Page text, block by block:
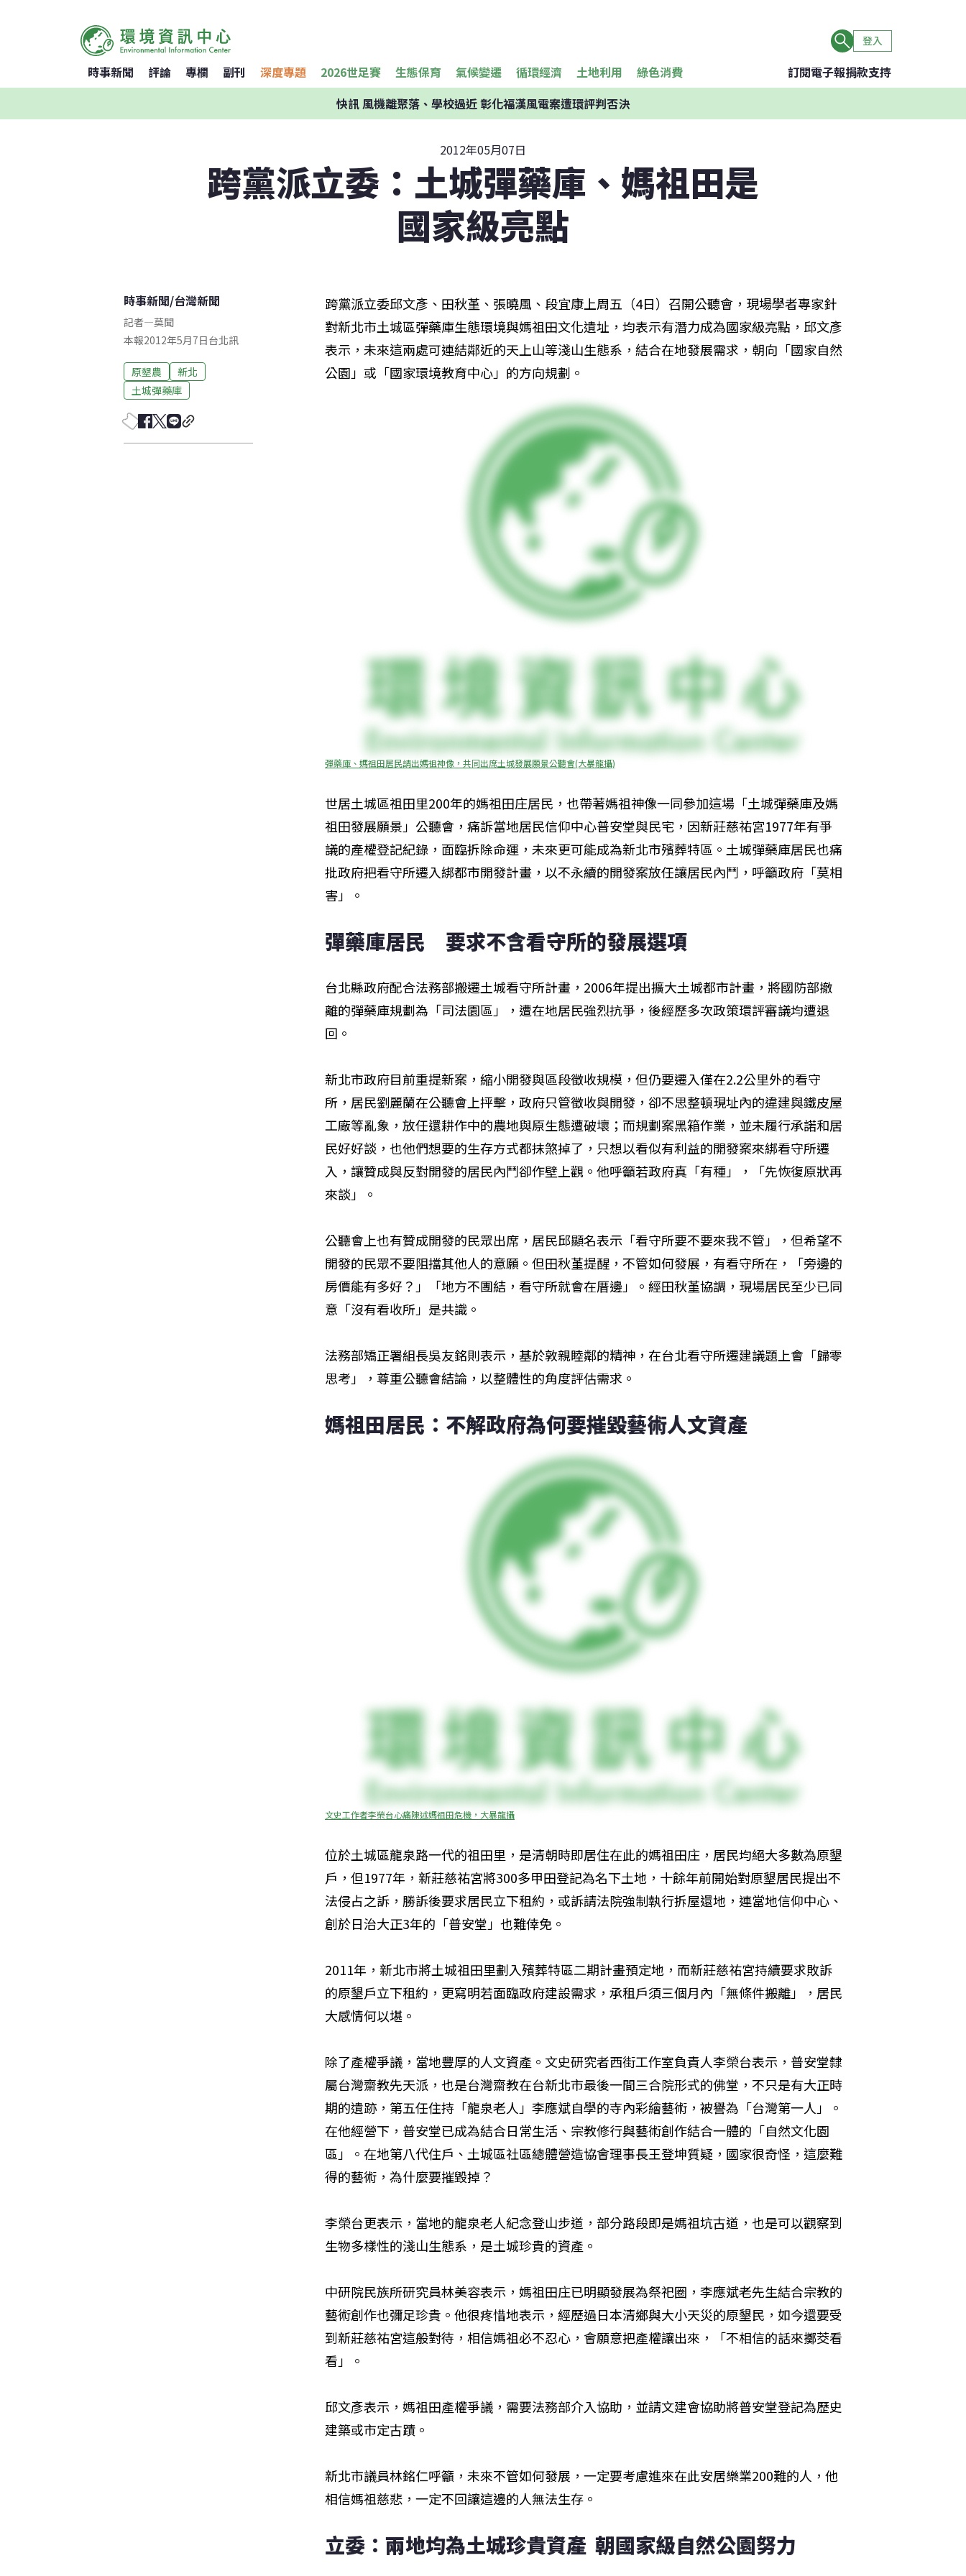
登入
時事新聞 評論 專欄 副刊 深度專題 2026世足賽 生態保育 氣候變遷 循環經濟 土地利用 綠色消費 訂閱電子報捐款支持
快訊風機離聚落、學校過近 彰化福漢風電案遭環評判否決
2012年05月07日
跨黨派立委：土城彈藥庫、媽祖田是
國家級亮點
時事新聞/台灣新聞
記者—莫聞
本報2012年5月7日台北訊
原墾農
新北
土城彈藥庫
跨黨派立委邱文彥、田秋堇、張曉風、段宜康上周五（4日）召開公聽會，現場學者專家針
對新北市土城區彈藥庫生態環境與媽祖田文化遺址，均表示有潛力成為國家級亮點，邱文彥
表示，未來這兩處可連結鄰近的天上山等淺山生態系，結合在地發展需求，朝向「國家自然
公園」或「國家環境教育中心」的方向規劃。
彈藥庫、媽祖田居民請出媽祖神像，共同出席土城發展願景公聽會(大暴龍攝)
世居土城區祖田里200年的媽祖田庄居民，也帶著媽祖神像一同參加這場「土城彈藥庫及媽
祖田發展願景」公聽會，痛訴當地居民信仰中心普安堂與民宅，因新莊慈祐宮1977年有爭
議的產權登記紀錄，面臨拆除命運，未來更可能成為新北市殯葬特區。土城彈藥庫居民也痛
批政府把看守所遷入綁都市開發計畫，以不永續的開發案放任讓居民內鬥，呼籲政府「莫相
害」。
彈藥庫居民　要求不含看守所的發展選項
台北縣政府配合法務部搬遷土城看守所計畫，2006年提出擴大土城都市計畫，將國防部撤
離的彈藥庫規劃為「司法園區」，遭在地居民強烈抗爭，後經歷多次政策環評審議均遭退
回。
新北市政府目前重提新案，縮小開發與區段徵收規模，但仍要遷入僅在2.2公里外的看守
所，居民劉麗蘭在公聽會上抨擊，政府只管徵收與開發，卻不思整頓現址內的違建與鐵皮屋
工廠等亂象，放任還耕作中的農地與原生態遭破壞；而規劃案黑箱作業，並未履行承諾和居
民好好談，也他們想要的生存方式都抹煞掉了，只想以看似有利益的開發案來綁看守所遷
入，讓贊成與反對開發的居民內鬥卻作壁上觀。他呼籲若政府真「有種」，「先恢復原狀再
來談」。
公聽會上也有贊成開發的民眾出席，居民邱顯名表示「看守所要不要來我不管」，但希望不
開發的民眾不要阻擋其他人的意願。但田秋堇提醒，不管如何發展，有看守所在，「旁邊的
房價能有多好？」「地方不團結，看守所就會在厝邊」。經田秋堇協調，現場居民至少已同
意「沒有看收所」是共識。
法務部矯正署組長吳友銘則表示，基於敦親睦鄰的精神，在台北看守所遷建議題上會「歸零
思考」，尊重公聽會結論，以整體性的角度評估需求。
媽祖田居民：不解政府為何要摧毀藝術人文資產
文史工作者李榮台心痛陳述媽祖田危機，大暴龍攝
位於土城區龍泉路一代的祖田里，是清朝時即居住在此的媽祖田庄，居民均絕大多數為原墾
戶，但1977年，新莊慈祐宮將300多甲田登記為名下土地，十餘年前開始對原墾居民提出不
法侵占之訴，勝訴後要求居民立下租約，或訴請法院強制執行拆屋還地，連當地信仰中心、
創於日治大正3年的「普安堂」也難倖免。
2011年，新北市將土城祖田里劃入殯葬特區二期計畫預定地，而新莊慈祐宮持續要求敗訴
的原墾戶立下租約，更寫明若面臨政府建設需求，承租戶須三個月內「無條件搬離」，居民
大感情何以堪。
除了產權爭議，當地豐厚的人文資產。文史研究者西街工作室負責人李榮台表示，普安堂隸
屬台灣齋教先天派，也是台灣齋教在台新北市最後一間三合院形式的佛堂，不只是有大正時
期的遺跡，第五任住持「龍泉老人」李應斌自學的寺內彩繪藝術，被譽為「台灣第一人」。
在他經營下，普安堂已成為結合日常生活、宗教修行與藝術創作結合一體的「自然文化園
區」。在地第八代住戶、土城區社區總體營造協會理事長王登坤質疑，國家很奇怪，這麼難
得的藝術，為什麼要摧毀掉？
李榮台更表示，當地的龍泉老人紀念登山步道，部分路段即是媽祖坑古道，也是可以觀察到
生物多樣性的淺山生態系，是土城珍貴的資產。
中研院民族所研究員林美容表示，媽祖田庄已明顯發展為祭祀圈，李應斌老先生結合宗教的
藝術創作也彌足珍貴。他很疼惜地表示，經歷過日本清鄉與大小天災的原墾民，如今還要受
到新莊慈祐宮這般對待，相信媽祖必不忍心，會願意把產權讓出來，「不相信的話來擲茭看
看」。
邱文彥表示，媽祖田產權爭議，需要法務部介入協助，並請文建會協助將普安堂登記為歷史
建築或市定古蹟。
新北市議員林銘仁呼籲，未來不管如何發展，一定要考慮進來在此安居樂業200難的人，他
相信媽祖慈悲，一定不回讓這邊的人無法生存。
立委：兩地均為土城珍貴資產  朝國家級自然公園努力